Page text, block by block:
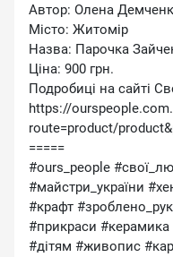
Автор: Олена
Місто: Житомір
Назва: Парочка
Ціна: 900 грн.
Подробиці на сайті
https://
route=product/
=====
#ours_people
#майстри_україни
#крафт
#прикраси
#дітям #живопис